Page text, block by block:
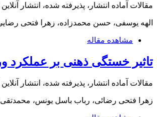
مقالات آماده انتشار، پذیرفته شده، انتشار آنلاین
الهه یوسفی، حسن محمدزاده، زهرا فتحی
مشاهده مقاله
تاثیر خستگی ذهنی بر عملکرد
مقالات آماده انتشار، پذیرفته شده، انتشار آنلاین
زهرا فتحی رضائی، رباب باسل یونس،